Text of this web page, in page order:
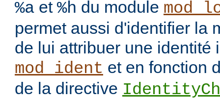
%a et %h du module
permet aussi d'identifier la
de lui attribuer une identité
mod_ident et en fonction
de la directive